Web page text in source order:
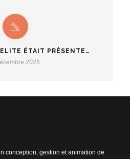
ÉTAIT PRÉSENTE…
2025
conception, gestion et animation de